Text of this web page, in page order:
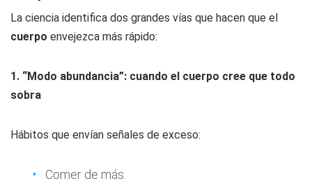
La ciencia identifica dos grandes vías que hacen que el
cuerpo envejezca más rápido:
1. “Modo abundancia”: cuando el cuerpo cree que todo
sobra
Hábitos que envían señales de exceso:
Comer de más.